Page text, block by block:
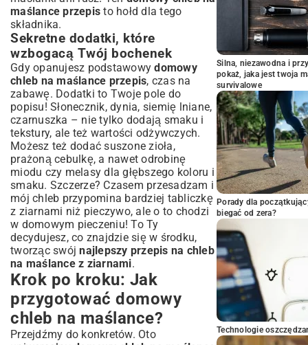
maślance przepis to hołd dla tego
składnika.
Sekretne dodatki, które
wzbogacą Twój bochenek
Gdy opanujesz podstawowydomowy
chleb na maślance przepis, czas na
zabawę. Dodatki to Twoje pole do
popisu! Słonecznik, dynia, siemię lniane,
czarnuszka – nie tylko dodają smaku i
tekstury, ale też wartości odżywczych.
Możesz też dodać suszone zioła,
prażoną cebulkę, a nawet odrobinę
miodu czy melasy dla głębszego koloru i
smaku. Szczerze? Czasem przesadzam i
mój chleb przypomina bardziej tabliczkę
z ziarnami niż pieczywo, ale o to chodzi
w domowym pieczeniu! To Ty
decydujesz, co znajdzie się w środku,
tworząc swójnajlepszy przepis na chleb
na maślance z ziarnami.
Krok po kroku: Jak
przygotować domowy
chleb na maślance?
Przejdźmy do konkretów. Oto
Silna, niezawodna i
pokaż, jaka jest twoja
survivalowe
Porady dla
biegać od zera?
Technologie